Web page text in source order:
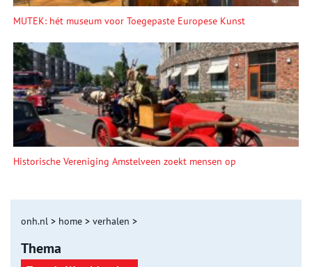
MUTEK: hét museum voor Toegepaste Europese Kunst
Historische Vereniging Amstelveen zoekt mensen op
onh.nl > home > verhalen >
Thema